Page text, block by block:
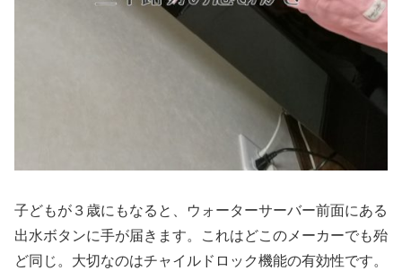
子どもが３歳にもなると、ウォーターサーバー前面にある
出水ボタンに手が届きます。これはどこのメーカーでも殆
ど同じ。大切なのはチャイルドロック機能の有効性です。